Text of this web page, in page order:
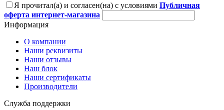
Я прочитал(а) и согласен(на) с условиями Публичная
оферта интернет-магазина
Информация
О компании
Наши реквизиты
Наши отзывы
Наш блок
Наши сертификаты
Производители
Служба поддержки